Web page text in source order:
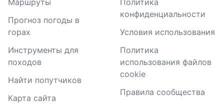
Маршруты
Прогноз погоды в
горах
Инструменты для
походов
Найти попутчиков
Карта сайта
Политика
конфиденциальности
Условия использования
Политика
использования файлов
cookie
Правила сообщества